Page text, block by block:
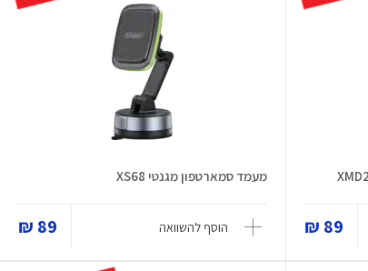
89 ₪
מעמד סמארטפון מגנטי XS68
הוסף להשוואה 89 ₪